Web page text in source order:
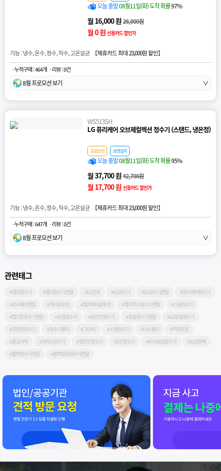
오늘 출발08월11일(화) 도착 확률97%
월 16,000 원26,000원
월 0 원 신용카드 할인가
기능 : 냉수, 온수, 정수, 직수, 고온살균 【제휴카드 최대 23,000원 할인】
· 누적구매 : 464개 · 리뷰 : 0건
8월 프로모션 보기 ∨
WS513SH
LG 퓨리케어 오브제컬렉션 정수기 (스탠드, 냉온정)
프로모션 로켓설치
오늘 출발08월11일(화) 도착 확률95%
월 37,700 원42,700원
월 17,700 원 신용카드 할인가
기능 : 냉수, 온수, 정수, 직수, 고온살균 【제휴카드 최대 23,000원 할인】
· 누적구매 : 647개 · 리뷰 : 0건
8월 프로모션 보기 ∨
관련태그
#엘지정수기 #엘지정수기렌탈 #LG전자 #LG정수기 #LG정수기렌탈
#퓨리케어정수기
#퓨리케어렌탈
#케어솔루션 #엘지케어솔루션 #엘지직수정수기렌탈
#스윙정수기
#업다운정수기렌탈
#듀얼정수기 #빌트인정수기 #듀얼정수기렌탈
#LG듀얼정수기
#무전원정수기
#정수기필터 #그린41 #소형정수기 #나노필터
#역삼투압
#중공사막
#지하수정수기 #빌트인정수기 #1인정수기 #타사보상정수기
#보상판매
#뽐뿌정수기렌탈
#뽐뿌얼음정수기렌탈